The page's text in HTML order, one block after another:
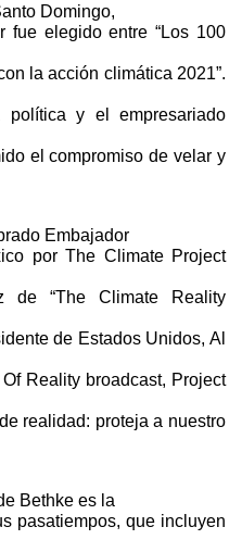
Domingo,
fue elegido entre “Los 100
la acción climática 2021”.
y el empresariado
el compromiso de velar y
Embajador
por The Climate Project
de “The Climate Reality
de Estados Unidos, Al
Reality broadcast, Project
realidad: proteja a nuestro
Bethke es la
pasatiempos, que incluyen